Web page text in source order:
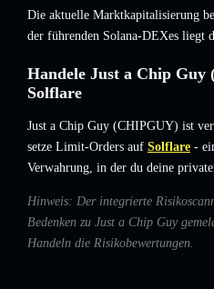
Die aktuelle Marktkapitalisierung
der führenden Solana-DEXes liegt
Handele Just a Chip
Solflare
Just a Chip Guy (CHIPGUY) ist
setze Limit-Orders auf Solflare -
Verwahrung, in der du deine
Hinweis: Der integrierte
Bedenken zu Just a Chip Guy
Handeln die Risikobewertungen.